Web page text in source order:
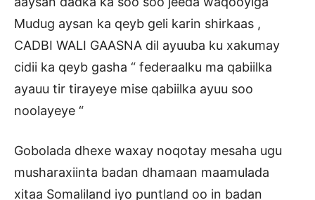
Mudug aysan ka qeyb geli karin shirkaas ,
CADBI WALI GAASNA dil ayuuba ku xakumay
cidii ka qeyb gasha “ federaalku ma qabiilka
ayauu tir tirayeye mise qabiilka ayuu soo
noolayeye “
Gobolada dhexe waxay noqotay mesaha ugu
musharaxiinta badan dhamaan maamulada
xitaa Somaliland iyo puntland oo in badan